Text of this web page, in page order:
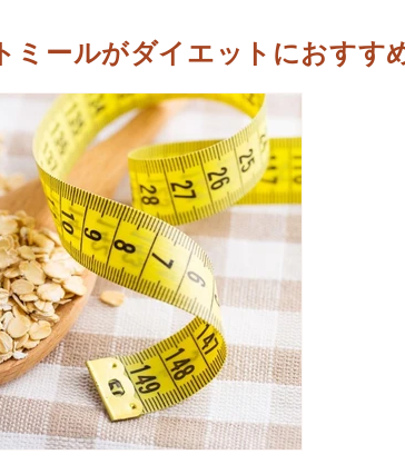
ミールがダイエットにおすす